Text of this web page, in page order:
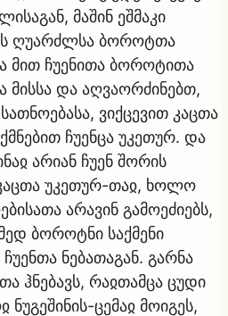
მაშინ ეშმაკი
ღუარძლსა ბოროტთა
მით ჩუენითა ბოროტითა
მისსა და აღვაორძინებთ,
ვიქცევით კაცთა
ჩუენცა უკეთურ. და
არიან ჩუენ შორის
უკეთურ-თაჲ, ხოლო
არავინ გამოეძიებს,
ბოროტნი საქმენი
ნებათაგან. გარნა
ჰნებავს, რაჲთამცა ცუდი
ცემაჲ მოიგეს,